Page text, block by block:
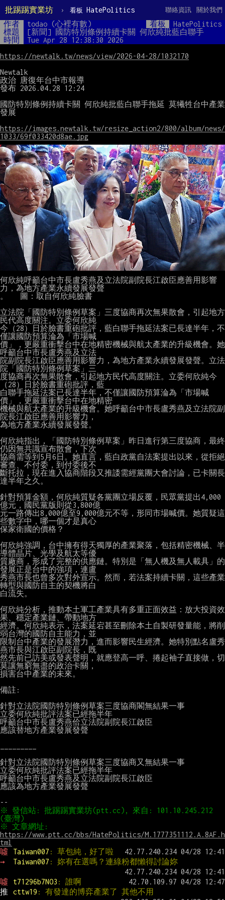
批踢踢實業坊 › 看板 HatePolitics 關於我們
聯絡資訊
作者 todao (心裡有數) 看板
HatePolitics
標題
[新聞] 國防特別條例持續卡關 何欣純批藍白聯手
時間
Tue Apr 28 12:38:30 2026
https://newtalk.tw/news/view/2026-04-28/1032170
Newtalk
政治 唐復年台中市報導
發布 2026.04.28 12:24
國防特別條例持續卡關 何欣純批藍白聯手拖延 莫犧牲台中產業
發展
https://images.newtalk.tw/resize_action2/800/album/news/
1033/69f033420d8ae.jpg
何欣純呼籲台中市長盧秀燕及立法院副院長江啟臣應善用影響
力，為地方產業永續發展發聲
。   圖：取自何欣純臉書
立法院「國防特別條例草案」三度協商再次無果散會，引起地方
民代高度關注。立委何欣純
今（28）日於臉書重砲批評，藍白聯手拖延法案已長達半年，不
僅讓國防預算淪為「市場喊
價」，更嚴重衝擊台中在地精密機械與航太產業的升級機會。她
呼籲台中市長盧秀燕及立法
院副院長江啟臣應善用影響力，為地方產業永續發展發聲。立法
院「國防特別條例草案」三
度協商再次無果散會，引起地方民代高度關注。立委何欣純今
（28）日於臉書重砲批評，藍
白聯手拖延法案已長達半年，不僅讓國防預算淪為「市場喊
價」，更嚴重衝擊台中在地精密
機械與航太產業的升級機會。她呼籲台中市長盧秀燕及立法院副
院長江啟臣應善用影響力，
為地方產業永續發展發聲。
何欣純指出，「國防特別條例草案」昨日進行第三度協商，最終
仍因無共識宣布散會，下次
協商需等到5月6日。她直言，藍白政黨自法案提出以來，從拒絕
審查、不付委，到付委後不
斷托拉，現在進入協商階段又推諉需經黨團大會討論，已卡關長
達半年之久。
針對預算金額，何欣純質疑各黨團立場反覆，民眾黨提出4,000
億元，國民黨版則從3,800億
元一路傳出8,000億至9,000億元不等，形同市場喊價。她質疑這
些數字中，哪一個才是真心
保家衛國的價格？
何欣純強調，台中擁有得天獨厚的產業聚落，包括精密機械、半
導體晶片、光學及航太等優
質廠商，形成了完整的供應鏈。特別是「無人機及無人載具」的
發展正是台中的強項，連盧
秀燕市長也曾多次對外宣示。然而，若法案持續卡關，這些產業
轉型與國防自主的契機將白
白流失。
何欣純分析，推動本土軍工產業具有多重正面效益：放大投資效
果、穩定產業鏈、帶動地方
經濟。何欣純表示，法案延宕甚至刪除本土自製研發量能，將削
弱台灣的國防自主能力，並
限制台中產業的發展潛力，進而影響民生經濟。她特別點名盧秀
燕市長與江啟臣副院長，既
然先前已訪美或發表聲明，就應登高一呼、捲起袖子直接做，切
莫讓無窮無盡的政治卡關，
損害台中產業的未來。
備註:
針對立法院國防特別條例草案三度協商閣無結果一事
立委何欣純批評法案已經拖半年
呼籲台中市長盧秀燕佮立法院副院長江啟臣
應該替地方產業發展發聲
針對立法院國防特別條例草案三度協商又無結果一事
立委何欣純批評法案已經拖半年
呼籲台中市長盧秀燕及立法院副院長江啟臣
應該為地方產業發展發聲
※ 發信站: 批踢踢實業坊(ptt.cc), 來自: 101.10.245.212
https://www.ptt.cc/bbs/HatePolitics/M.1777351112.A.8AF.h
tml
噓
Taiwan007 : 草包純，好了啦
→
Taiwan007 : 妳有在選嗎？連綠粉都懶得討論妳
噓 t71296b7NO3 : 誰啊
推
cttw19 : 有發達的博弈產業了 其他不用